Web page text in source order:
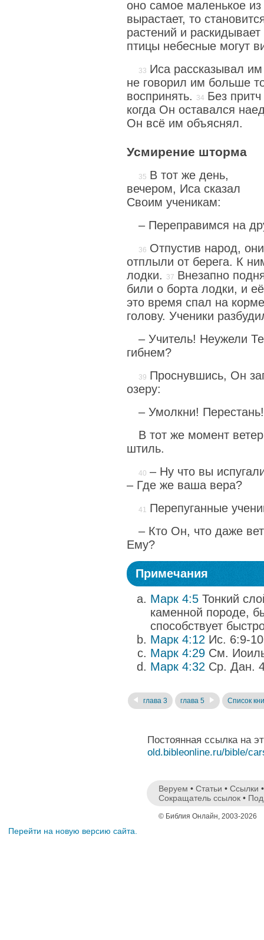
оно самое маленькое
вырастает, то
растений и
птицы небесные могут
Иса рассказывал
не говорил им больше
воспринять.
Без
когда Он оставался
Он всё им объяснял.
Усмирение шторма
В тот же день,
вечером, Иса сказал
Своим ученикам:
– Переправимся на
Отпустив народ,
отплыли от берега. К
лодки.
Внезапно
били о борта лодки, и
это время спал на
голову. Ученики
– Учитель! Неужели
гибнем?
Проснувшись, Он
озеру:
– Умолкни! Перестань!
В тот же момент
штиль.
– Ну что вы
– Где же ваша вера?
Перепуганные
– Кто Он, что даже
Ему?
Примечания
Марк 4:5 Тонкий
каменной породе,
способствует
Марк 4:12 Ис. 6:9-
Марк 4:29 См.
Марк 4:32 Ср. Дан.
глава 3 глава 5 Список
Постоянная ссылка на
old.bibleonline.ru/bible/
Веруем • Статьи • Ссылки
Сокращатель ссылок •
© Библия Онлайн, 2003-2026
Перейти на новую версию сайта.